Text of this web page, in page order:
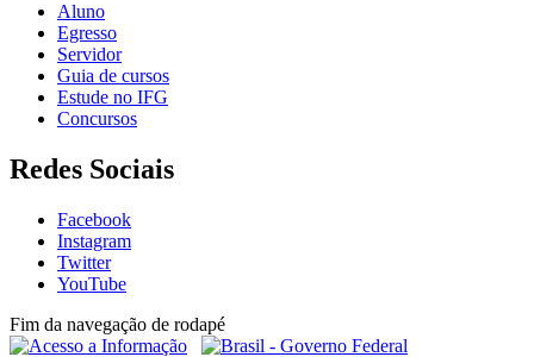
Aluno
Egresso
Servidor
Guia de cursos
Estude no IFG
Concursos
Redes Sociais
Facebook
Instagram
Twitter
YouTube
Fim da navegação de rodapé